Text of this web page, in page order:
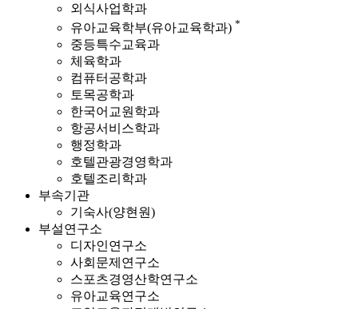
외식사업학과
유아교육학부(유아교육학과) *
중등특수교육과
체육학과
컴퓨터공학과
토목공학과
한국어교원학과
항공서비스학과
행정학과
호텔관광경영학과
호텔조리학과
부속기관
기숙사(양현원)
부설연구소
디자인연구소
사회문제연구소
스포츠경영산학연구소
유아교육연구소